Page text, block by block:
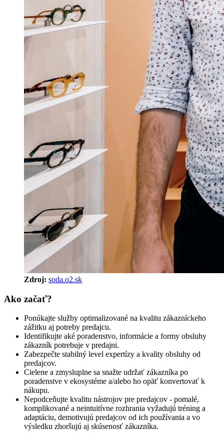
Zdroj: soda.o2.sk
Ako začať?
Ponúkajte služby optimalizované na kvalitu zákazníckeho
zážitku aj potreby predajcu.
Identifikujte aké poradenstvo, informácie a formy obsluhy
zákazník potrebuje v predajni.
Zabezpečte stabilný level expertízy a kvality obsluhy od
predajcov.
Cielene a zmysluplne sa snažte udržať zákazníka po
poradenstve v ekosystéme a/alebo ho opäť konvertovať k
nákupu.
Nepodceňujte kvalitu nástrojov pre predajcov - pomalé,
komplikované a neintuitívne rozhrania vyžadujú tréning a
adaptáciu, demotivujú predajcov od ich používania a vo
výsledku zhoršujú aj skúsenosť zákazníka.